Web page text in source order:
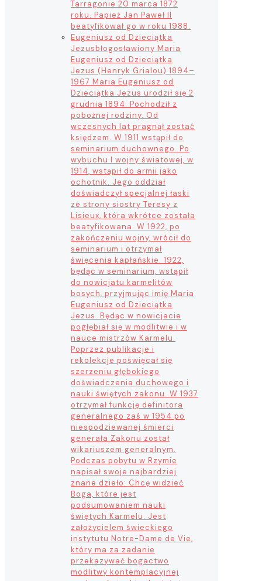
Tarragonie 20 marca 1872
roku. Papież Jan Paweł II
beatyfikował go w roku 1988.
Eugeniusz od Dzieciątka
Jezusbłogosławiony Maria
Eugeniusz od Dzieciątka
Jezus (Henryk Grialou) 1894–
1967 Maria Eugeniusz od
Dzieciątka Jezus urodził się 2
grudnia 1894. Pochodził z
pobożnej rodziny. Od
wczesnych lat pragnął zostać
księdzem. W 1911 wstąpił do
seminarium duchownego. Po
wybuchu I wojny światowej, w
1914, wstąpił do armii jako
ochotnik. Jego oddział
doświadczył specjalnej łaski
ze strony siostry Teresy z
Lisieux, która wkrótce została
beatyfikowana. W 1922, po
zakończeniu wojny, wrócił do
seminarium i otrzymał
święcenia kapłańskie. 1922,
będąc w seminarium, wstąpił
do nowicjatu karmelitów
bosych, przyjmując imię Maria
Eugeniusz od Dzieciątka
Jezus. Będąc w nowicjacie
pogłębiał się w modlitwie i w
nauce mistrzów Karmelu.
Poprzez publikacje i
rekolekcje poświęcał się
szerzeniu głębokiego
doświadczenia duchowego i
nauki świętych zakonu. W 1937
otrzymał funkcję definitora
generalnego zaś w 1954 po
niespodziewanej śmierci
generała Zakonu został
wikariuszem generalnym.
Podczas pobytu w Rzymie
napisał swoje najbardziej
znane dzieło: Chcę widzieć
Boga, które jest
podsumowaniem nauki
świętych Karmelu. Jest
założycielem świeckiego
instytutu Notre-Dame de Vie,
który ma za zadanie
przekazywać bogactwo
modlitwy kontemplacyjnej